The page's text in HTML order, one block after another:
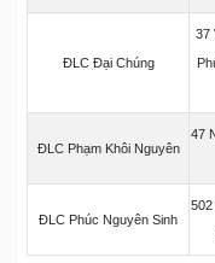
ĐLC Đại Chúng
37
ĐLC Phạm Khôi Nguyên
47
ĐLC Phúc Nguyên Sinh
502